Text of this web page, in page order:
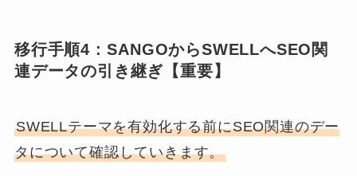
移行手順4 : SANGOからSWELLへSEO関
連データの引き継ぎ【重要】
SWELLテーマを有効化する前にSEO関連のデー
タについて確認していきます。